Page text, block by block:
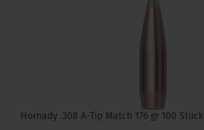
Hornady .308 A-Tip Match 176 gr 100 Stück